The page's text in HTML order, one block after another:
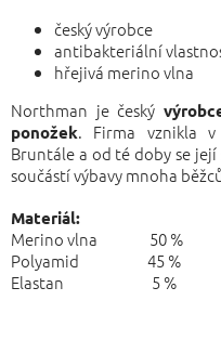
český výrobce
antibakteriální
hřejivá merino vlna
Northman je český
ponožek. Firma vznikla v
Bruntále a od té doby se
součástí výbavy mnoha
Materiál:
Merino vlna 50 %
Polyamid 45 %
Elastan 5 %